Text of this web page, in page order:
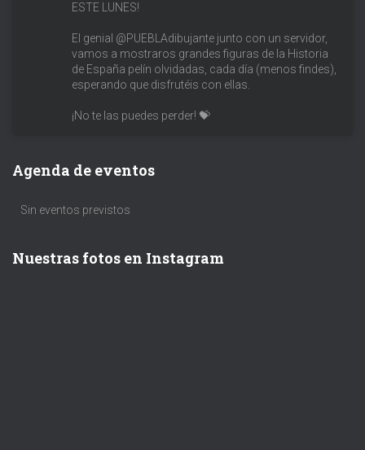
ESTE LUNES!
El genial @PUEBLAdibujante junto con un servidor,
vamos a mostraros grandes figuras de la Historia
de España pelín olvidadas, cada día (menos findes),
esperando que disfrutéis con ellas.
¡No te las puedes perder! 💝
Agenda de eventos
Sin eventos previstos
Nuestras fotos en Instagram